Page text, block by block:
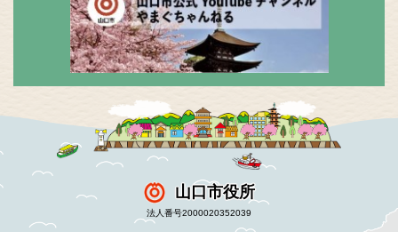
山口市役所
法人番号2000020352039